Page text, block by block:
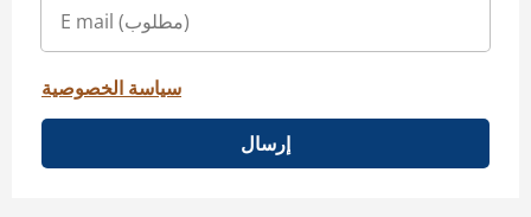
سياسة الخصوصية
إرسال